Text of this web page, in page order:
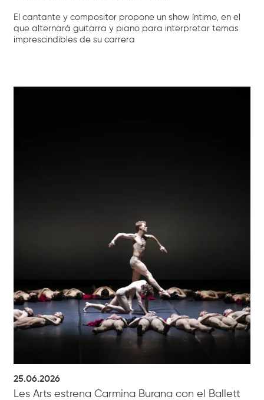
El cantante y compositor propone un show íntimo, en el
que alternará guitarra y piano para interpretar temas
imprescindibles de su carrera
25.06.2026
Les Arts estrena Carmina Burana con el Ballett